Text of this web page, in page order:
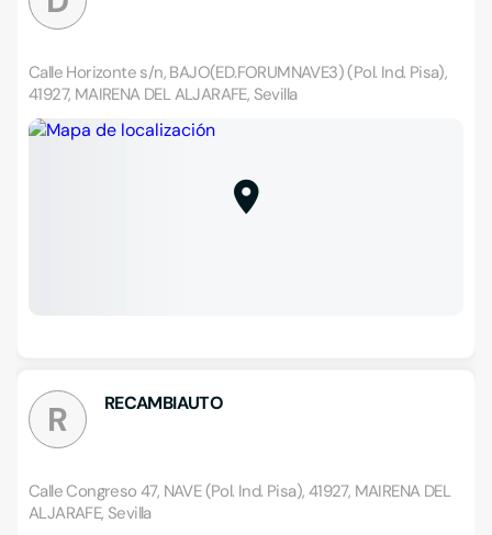
Calle Horizonte s/n, BAJO(ED.FORUMNAVE3) (Pol. Ind. Pisa),
41927, MAIRENA DEL ALJARAFE, Sevilla
R RECAMBIAUTO
Calle Congreso 47, NAVE (Pol. Ind. Pisa), 41927, MAIRENA DEL
ALJARAFE, Sevilla